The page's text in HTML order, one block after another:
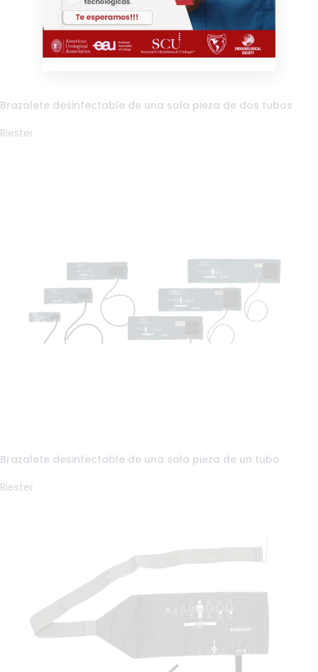
Brazalete desinfectable de una sola pieza de dos tubos
Riester
Brazalete desinfectable de una sola pieza de un tubo
Riester